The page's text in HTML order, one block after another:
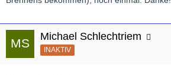
Michael Schlechtriem
INAKTIV